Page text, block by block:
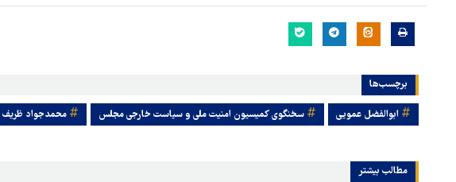
برچسب‌ها
ابوالفضل عمویی سخنگوی کمیسیون امنیت ملی و سیاست خارجی مجلس محمدجواد ظریف
مطالب بیشتر